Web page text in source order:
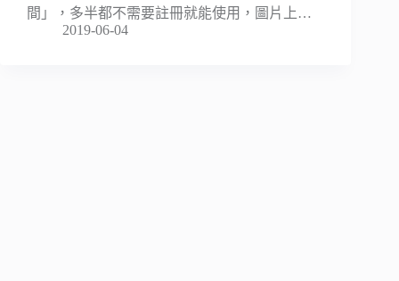
間」，多半都不需要註冊就能使用，圖片上…
2019-06-04